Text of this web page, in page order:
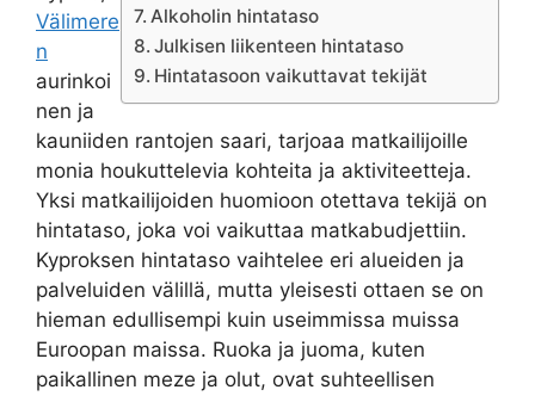
Alkoholin hintataso
Julkisen liikenteen hintataso
Hintatasoon vaikuttavat tekijät
Välimere
n
aurinkoi
nen ja
kauniiden rantojen saari, tarjoaa matkailijoille
monia houkuttelevia kohteita ja aktiviteetteja.
Yksi matkailijoiden huomioon otettava tekijä on
hintataso, joka voi vaikuttaa matkabudjettiin.
Kyproksen hintataso vaihtelee eri alueiden ja
palveluiden välillä, mutta yleisesti ottaen se on
hieman edullisempi kuin useimmissa muissa
Euroopan maissa. Ruoka ja juoma, kuten
paikallinen meze ja olut, ovat suhteellisen